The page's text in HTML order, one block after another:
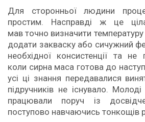
Для сторонньої людини
простим. Насправді ж це
мав точно визначити
додати закваску або сичужний
необхідної консистенції та не
коли сирна маса готова до
усі ці знання передавалися
підручників не існувало.
працювали поруч із
поступово навчаючись тонкощів